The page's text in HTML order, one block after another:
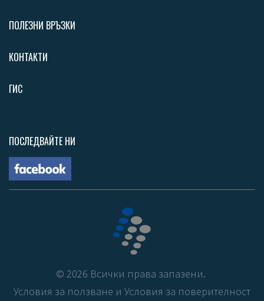
ПОЛЕЗНИ ВРЪЗКИ
КОНТАКТИ
ГИС
ПОСЛЕДВАЙТЕ НИ
© 2026 Всички права запазени.
Условия за ползване и Условия за поверителност